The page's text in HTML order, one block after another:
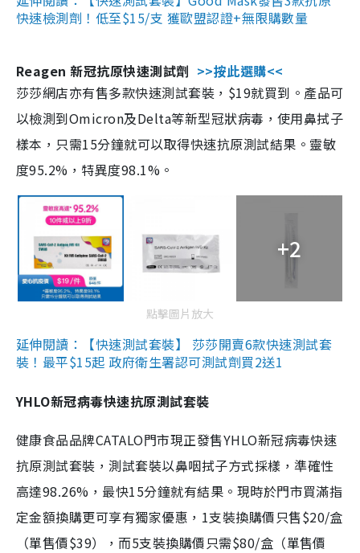
快速檢測劑！低至$15/支 獲歐盟認證+無限購數量
Reagen 新冠抗原快速測試劑 >>按此選購<<
莎莎網店亦有售多款快速測試套裝，$19就買到。產品可
以檢測到Omicron及Delta等新型冠狀病毒，使用鼻拭子
樣本，只需15分鐘就可以取得快速抗原測試結果。靈敏
度95.2%，特異度98.1%。
+2
點擊圖片放大
延伸閱讀：【快速測試套裝】 莎莎開賣6款快速測試套
裝！最平$15起 政府衛生署認可測試劑買2送1
YHLO新冠病毒快速抗原測試套裝
健康食品品牌CATALO門市現正發售YHLO新冠病毒快速
抗原測試套裝，測試套裝以鼻咽拭子方式採樣，準確性
高達98.26%，最快15分鐘就有結果。現時於門市買滿指
定金額換購更可享有獨家優惠，1支裝換購價只售$20/盒
（單售價$39），而5支裝換購價只需$80/盒（單售價